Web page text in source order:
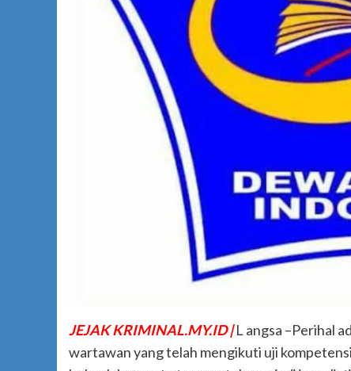
JEJAK KRIMINAL.MY.ID |L angsa –Perihal
wartawan yang telah mengikuti uji